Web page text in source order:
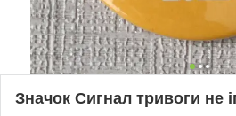
Значок Сигнал тривоги не